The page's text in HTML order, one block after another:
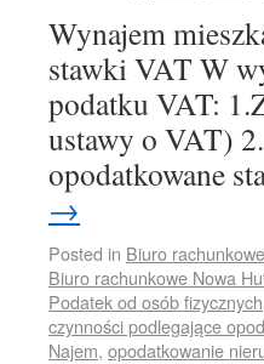
Wynajem
stawki VAT W
podatku VAT:
ustawy o VAT)
opodatkowane
→
Posted in Biuro rachunkowe
Biuro rachunkowe Nowa
Podatek od osób fizycznych
czynności podlegające
Najem, opodatkowanie